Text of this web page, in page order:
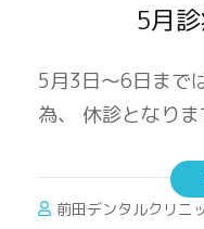
5月
5月3日～6日まで
為、 休診となり
前田デンタルクリニ